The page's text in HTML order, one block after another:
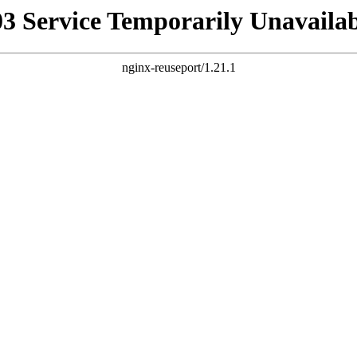
Service Temporarily
nginx-reuseport/1.21.1